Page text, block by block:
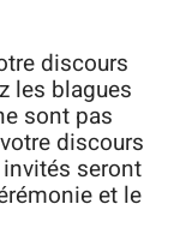
discours
les blagues
sont pas
discours
seront
et le